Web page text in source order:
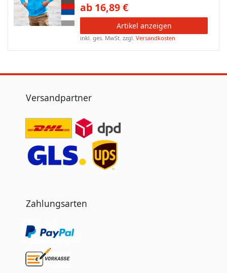
ab 16,89 €
Artikel anzeigen
inkl. ges. MwSt. zzgl.Versandkosten
Versandpartner
Zahlungsarten